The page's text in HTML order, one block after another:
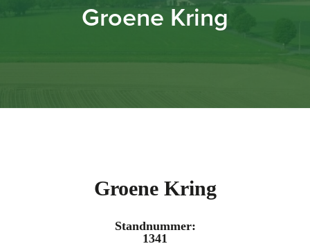
Groene Kring
Groene Kring
Standnummer:
1341